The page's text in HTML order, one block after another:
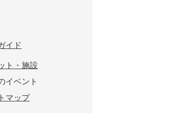
イド
ト・施設
イベント
マップ